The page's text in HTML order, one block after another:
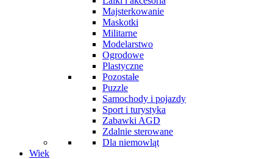
Majsterkowanie
Maskotki
Militarne
Modelarstwo
Ogrodowe
Plastyczne
Pozostałe
Puzzle
Samochody i pojazdy
Sport i turystyka
Zabawki AGD
Zdalnie sterowane
Dla niemowląt
Wiek